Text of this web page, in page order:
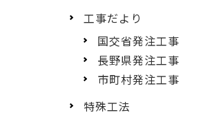
工事だより
国交省発注工事
長野県発注工事
市町村発注工事
特殊工法